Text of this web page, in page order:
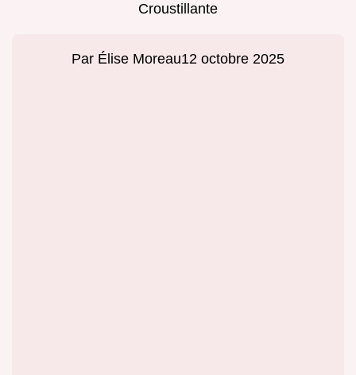
Croustillante
Par Élise Moreau12 octobre 2025